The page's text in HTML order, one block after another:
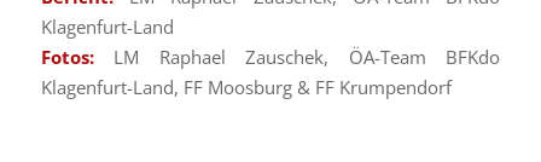
Klagenfurt-Land
Fotos:LM Raphael Zauschek, ÖA-Team BFKdo
Klagenfurt-Land, FF Moosburg & FF Krumpendorf